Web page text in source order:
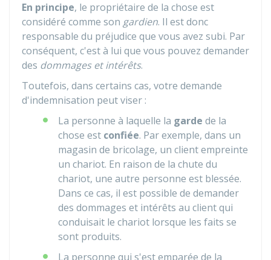
En principe, le propriétaire de la chose est
considéré comme son gardien. Il est donc
responsable du préjudice que vous avez subi. Par
conséquent, c'est à lui que vous pouvez demander
des dommages et intérêts.
Toutefois, dans certains cas, votre demande
d'indemnisation peut viser :
La personne à laquelle la garde de la
chose est confiée. Par exemple, dans un
magasin de bricolage, un client empreinte
un chariot. En raison de la chute du
chariot, une autre personne est blessée.
Dans ce cas, il est possible de demander
des dommages et intérêts au client qui
conduisait le chariot lorsque les faits se
sont produits.
La personne qui s'est emparée de la